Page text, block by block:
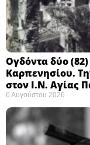
Ογδόντα δύο
Καρπενησίου.
στον Ι.Ν. Αγίας
6 Αυγούστου 2026